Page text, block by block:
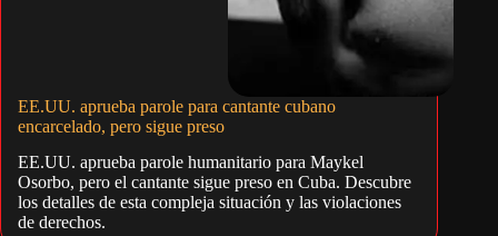
EE.UU. aprueba parole para cantante cubano
encarcelado, pero sigue preso
EE.UU. aprueba parole humanitario para Maykel
Osorbo, pero el cantante sigue preso en Cuba. Descubre
los detalles de esta compleja situación y las violaciones
de derechos.